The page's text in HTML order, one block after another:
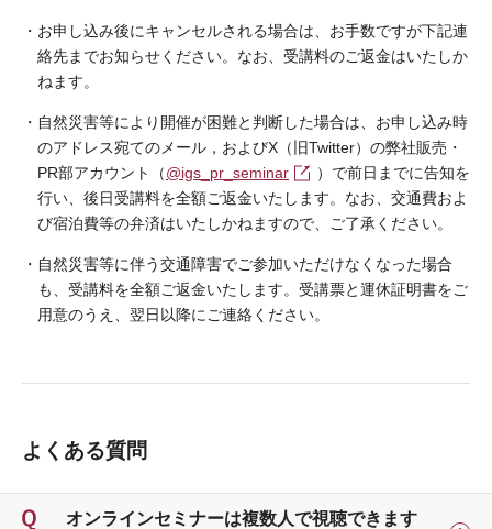
お申し込み後にキャンセルされる場合は、お手数ですが下記連
絡先までお知らせください。なお、受講料のご返金はいたしか
ねます。
自然災害等により開催が困難と判断した場合は、お申し込み時
のアドレス宛てのメール，およびX（旧Twitter）の弊社販売・
PR部アカウント（@igs_pr_seminar
）で前日までに告知を
行い、後日受講料を全額ご返金いたします。なお、交通費およ
び宿泊費等の弁済はいたしかねますので、ご了承ください。
自然災害等に伴う交通障害でご参加いただけなくなった場合
も、受講料を全額ご返金いたします。受講票と運休証明書をご
用意のうえ、翌日以降にご連絡ください。
よくある質問
オンラインセミナーは複数人で視聴できます